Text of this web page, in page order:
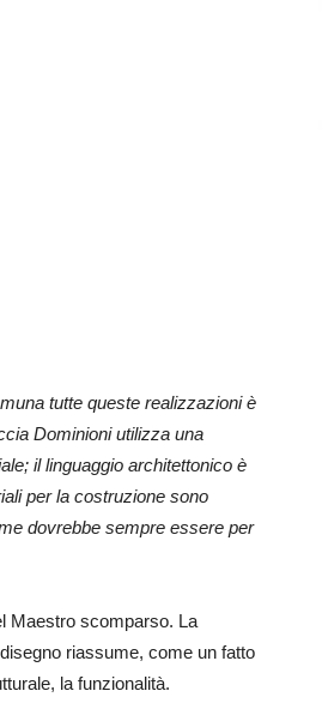
tutte queste realizzazioni è
Dominioni utilizza una
il linguaggio architettonico è
per la costruzione sono
dovrebbe sempre essere per
Maestro scomparso. La
riassume, come un fatto
la funzionalità.